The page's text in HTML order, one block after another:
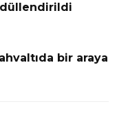
bir araya